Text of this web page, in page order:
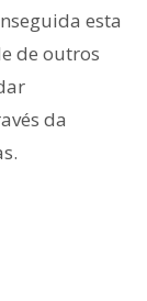
esta
de outros
da